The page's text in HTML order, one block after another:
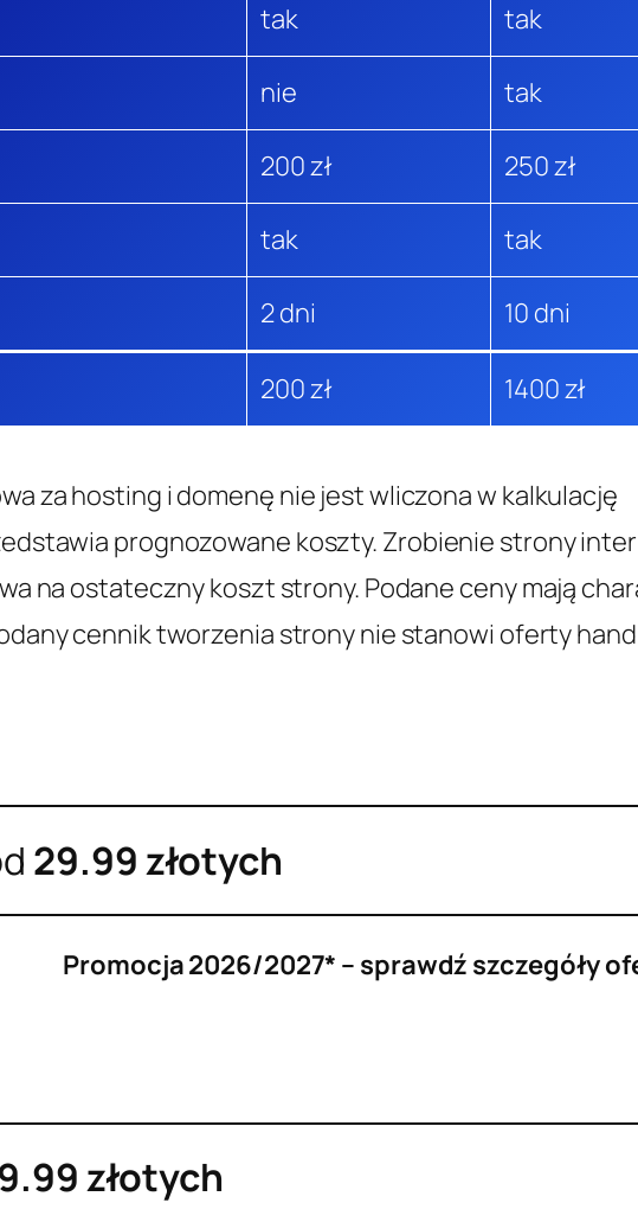
tak tak
nie tak
200 zł 250 zł
tak tak
2 dni 10 dni
200 zł 1400 zł
za hosting i domenę nie jest wliczona w kalkulację
prognozowane koszty. Zrobienie strony
na ostateczny koszt strony. Podane ceny mają
cennik tworzenia strony nie stanowi oferty
29.99 złotych
Promocja 2026/2027* – sprawdź szczegóły
złotych